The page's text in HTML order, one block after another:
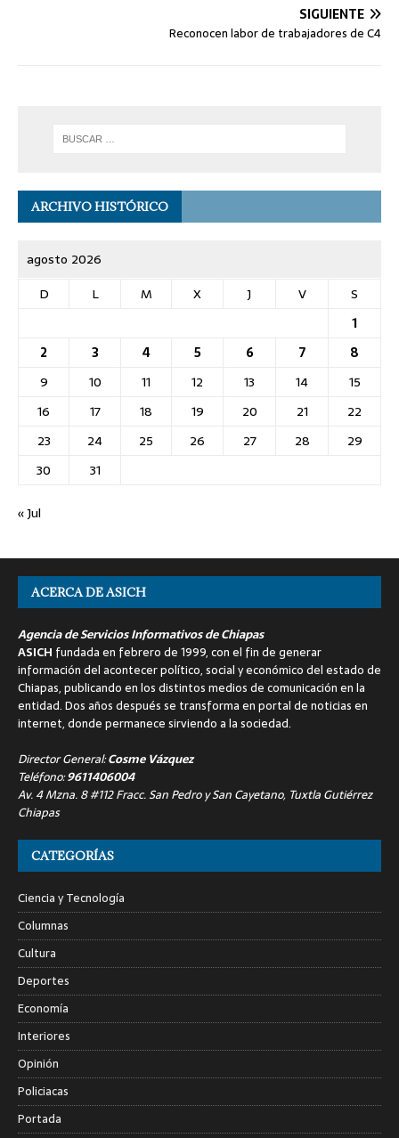
SIGUIENTE
Reconocen labor de trabajadores de C4
ARCHIVO HISTÓRICO
agosto 2026
D
L M X J V
S
1
2
3 4 5 6 7
8
9
10 11 12 13 14
15
16
17 18 19 20 21
22
23
24 25 26 27 28
29
30
31
« Jul
ACERCA DE ASICH
Agencia de Servicios Informativos de Chiapas
ASICH fundada en febrero de 1999, con el fin de generar
información del acontecer político, social y económico del estado de
Chiapas, publicando en los distintos medios de comunicación en la
entidad. Dos años después se transforma en portal de noticias en
internet, donde permanece sirviendo a la sociedad.
Director General:Cosme Vázquez
Teléfono:9611406004
Av. 4 Mzna. 8 #112 Fracc. San Pedro y San Cayetano, Tuxtla Gutiérrez
Chiapas
CATEGORÍAS
Ciencia y Tecnología
Columnas
Cultura
Deportes
Economía
Interiores
Opinión
Policiacas
Portada